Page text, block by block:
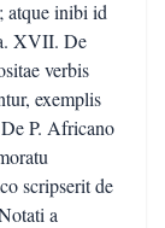
atque inibi id
XVII. De
verbis
exemplis
P. Africano
scripserit de
a